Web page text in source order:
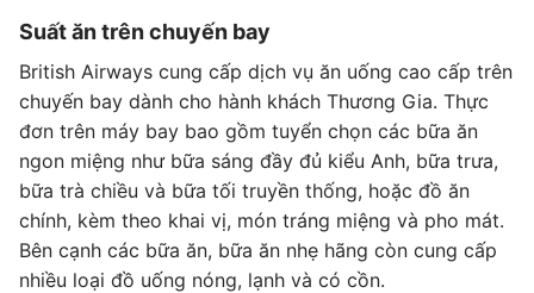
Suất ăn trên chuyến bay
British Airways cung cấp dịch vụ ăn uống cao cấp trên
chuyến bay dành cho hành khách Thương Gia. Thực
đơn trên máy bay bao gồm tuyển chọn các bữa ăn
ngon miệng như bữa sáng đầy đủ kiểu Anh, bữa trưa,
bữa trà chiều và bữa tối truyền thống, hoặc đồ ăn
chính, kèm theo khai vị, món tráng miệng và pho mát.
Bên cạnh các bữa ăn, bữa ăn nhẹ hãng còn cung cấp
nhiều loại đồ uống nóng, lạnh và có cồn.